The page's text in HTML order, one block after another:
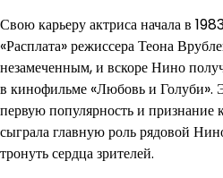
Свою карьеру актриса начала в
«Расплата» режиссера Теона
незамеченным, и вскоре Нино
в кинофильме «Любовь и Голуби».
первую популярность и признание
сыграла главную роль рядовой
тронуть сердца зрителей.